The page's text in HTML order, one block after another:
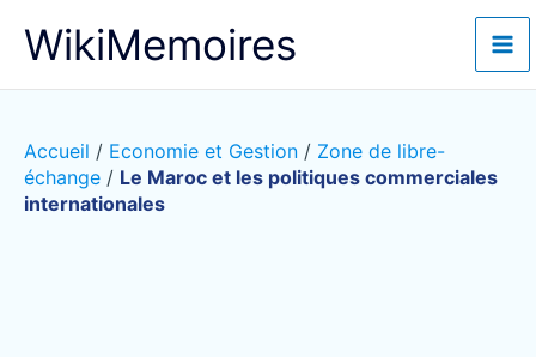
WikiMemoires
Accueil / Economie et Gestion / Zone de libre-
échange / Le Maroc et les politiques commerciales
internationales